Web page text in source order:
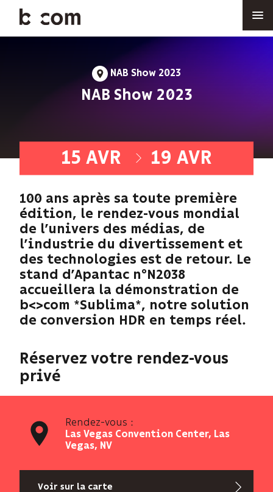
Aller
NAB Show 2023
NAB Show 2023
15 AVR
-
19 AVR
100 ans après sa toute première
édition, le rendez-vous mondial
de l’univers des médias, de
l’industrie du divertissement et
des technologies est de retour. Le
stand d’Apantac n°N2038
accueillera la démonstration de
b<>com *Sublima*, notre solution
de conversion HDR en temps réel.
Réservez votre rendez-vous
privé
Rendez-vous :
Las Vegas Convention Center, Las
Vegas, NV
Voir sur la carte